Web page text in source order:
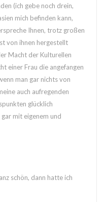
(ich gebe noch drein,
mich befinden kann,
Ihnen, trotz großen
von ihnen hergestellt
Macht der Kulturellen
einer Frau die angefangen
man gar nichts von
auch aufregenden
glücklich
gar mit eigenem und
schön, dann hatte ich